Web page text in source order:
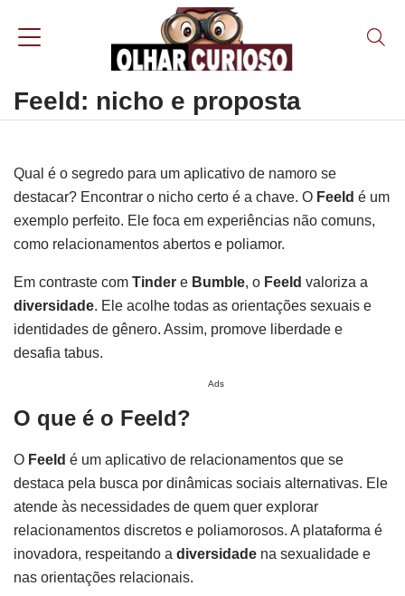
Feeld: nicho e proposta
Qual é o segredo para um aplicativo de namoro se
destacar? Encontrar o nicho certo é a chave. O Feeld é um
exemplo perfeito. Ele foca em experiências não comuns,
como relacionamentos abertos e poliamor.
Em contraste com Tinder e Bumble, o Feeld valoriza a
diversidade. Ele acolhe todas as orientações sexuais e
identidades de gênero. Assim, promove liberdade e
desafia tabus.
Ads
O que é o Feeld?
O Feeld é um aplicativo de relacionamentos que se
destaca pela busca por dinâmicas sociais alternativas. Ele
atende às necessidades de quem quer explorar
relacionamentos discretos e poliamorosos. A plataforma é
inovadora, respeitando a diversidade na sexualidade e
nas orientações relacionais.